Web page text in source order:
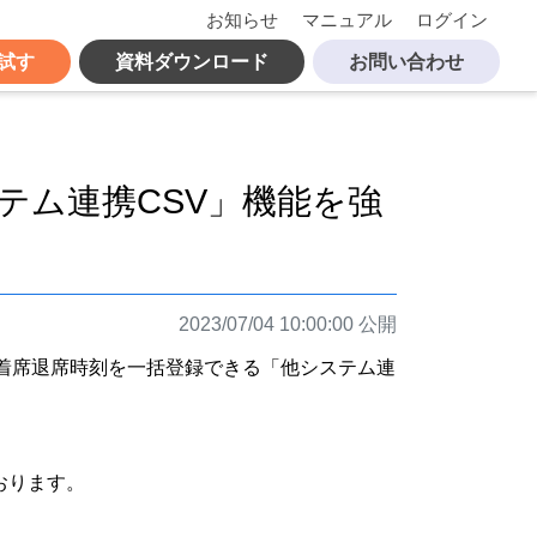
お知らせ マニュアル ログイン
す 資料ダウンロード お問い合わせ
ム連携CSV」機能を強
2023/07/04 10:00:00 公開
退席時刻を一括登録できる「他システム連
ます。